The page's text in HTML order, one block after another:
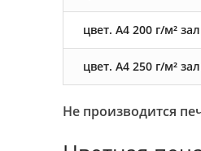
цвет. А4 200 г/м²
цвет. А4 250 г/м²
Не производится